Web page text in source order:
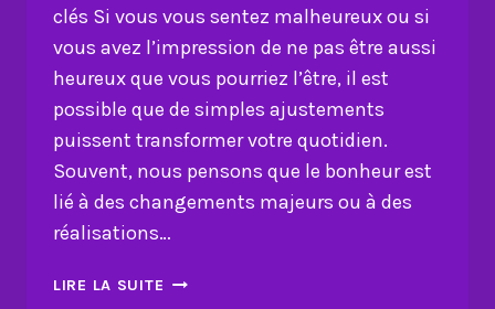
clés Si vous vous sentez malheureux ou si
vous avez l’impression de ne pas être aussi
heureux que vous pourriez l’être, il est
possible que de simples ajustements
puissent transformer votre quotidien.
Souvent, nous pensons que le bonheur est
lié à des changements majeurs ou à des
réalisations…
LIRE LA SUITE COMMENT